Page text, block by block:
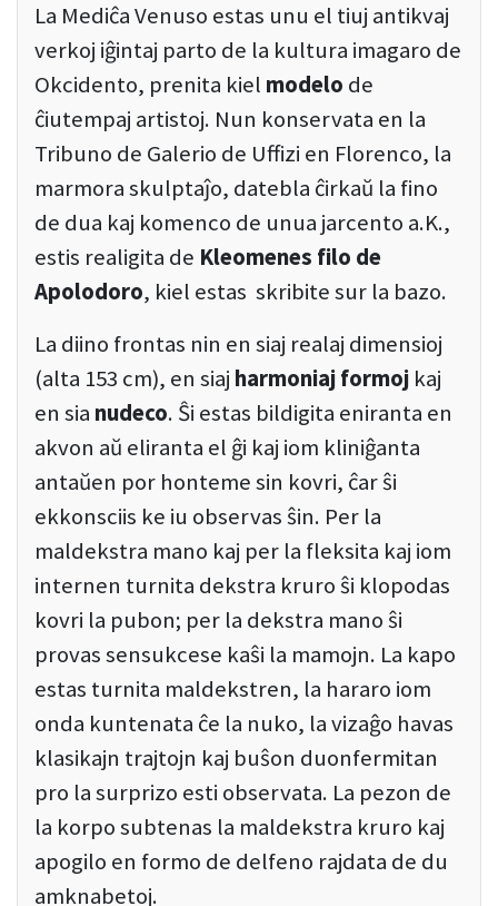
La Mediĉa Venuso estas unu el tiuj antikvaj
verkoj iĝintaj parto de la kultura imagaro de
Okcidento, prenita kiel modelo de
ĉiutempaj artistoj. Nun konservata en la
Tribuno de Galerio de Uffizi en Florenco, la
marmora skulptaĵo, datebla ĉirkaŭ la fino
de dua kaj komenco de unua jarcento a.K.,
estis realigita de Kleomenes filo de
Apolodoro, kiel estas skribite sur la bazo.
La diino frontas nin en siaj realaj dimensioj
(alta 153 cm), en siaj harmoniaj formoj kaj
en sia nudeco. Ŝi estas bildigita eniranta en
akvon aŭ eliranta el ĝi kaj iom kliniĝanta
antaŭen por honteme sin kovri, ĉar ŝi
ekkonsciis ke iu observas ŝin. Per la
maldekstra mano kaj per la fleksita kaj iom
internen turnita dekstra kruro ŝi klopodas
kovri la pubon; per la dekstra mano ŝi
provas sensukcese kaŝi la mamojn. La kapo
estas turnita maldekstren, la hararo iom
onda kuntenata ĉe la nuko, la vizaĝo havas
klasikajn trajtojn kaj buŝon duonfermitan
pro la surprizo esti observata. La pezon de
la korpo subtenas la maldekstra kruro kaj
apogilo en formo de delfeno rajdata de du
amknabetoj.